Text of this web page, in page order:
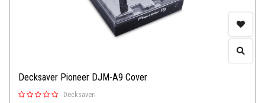
Decksaver Pioneer DJM-A9 Cover
- Decksaveri